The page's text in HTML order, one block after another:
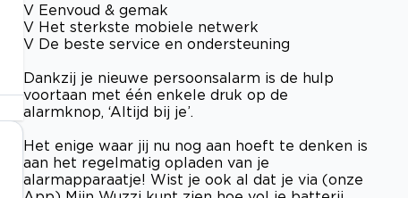
V Eenvoud & gemak
V Het sterkste mobiele netwerk
V De beste service en ondersteuning
Dankzij je nieuwe persoonsalarm is de hulp
voortaan met één enkele druk op de
alarmknop, ‘Altijd bij je’.
Het enige waar jij nu nog aan hoeft te denken is
aan het regelmatig opladen van je
alarmapparaatje! Wist je ook al dat je via (onze